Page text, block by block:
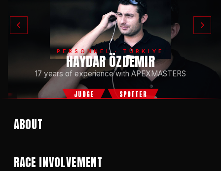
PERSONNEL · TÜRKIYE
HAYDAR ÖZDEMIR
17 years of experience with APEXMASTERS
JUDGE SPOTTER
ABOUT
RACE INVOLVEMENT